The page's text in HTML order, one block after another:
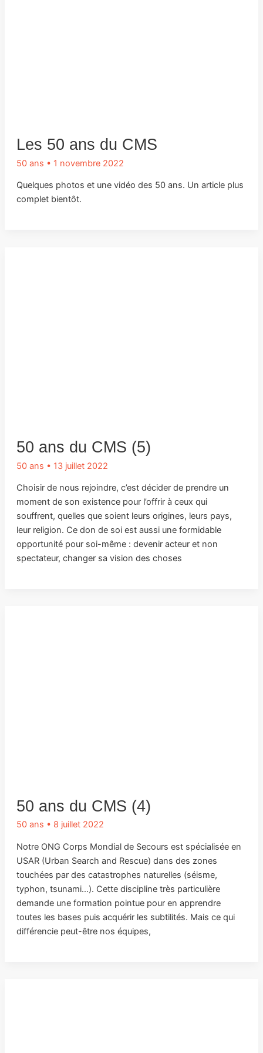
Les 50 ans du CMS
50 ans • 1 novembre 2022
Quelques photos et une vidéo des 50 ans. Un article plus
complet bientôt.
50 ans du CMS (5)
50 ans • 13 juillet 2022
Choisir de nous rejoindre, c’est décider de prendre un
moment de son existence pour l’offrir à ceux qui
souffrent, quelles que soient leurs origines, leurs pays,
leur religion. Ce don de soi est aussi une formidable
opportunité pour soi-même : devenir acteur et non
spectateur, changer sa vision des choses
50 ans du CMS (4)
50 ans • 8 juillet 2022
Notre ONG Corps Mondial de Secours est spécialisée en
USAR (Urban Search and Rescue) dans des zones
touchées par des catastrophes naturelles (séisme,
typhon, tsunami…). Cette discipline très particulière
demande une formation pointue pour en apprendre
toutes les bases puis acquérir les subtilités. Mais ce qui
différencie peut-être nos équipes,